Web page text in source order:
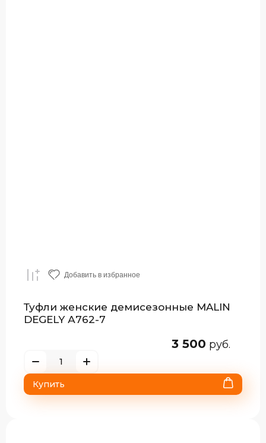
Добавить в избранное
Туфли женские демисезонные MALIN
DEGELY А762-7
3 500 руб.
Купить